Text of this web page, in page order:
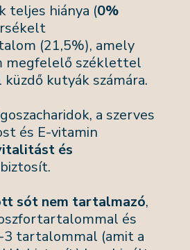
teljes hiánya (0%
(21,5%), amely
megfelelő széklettel
kutyák számára.
a szerves
és E-vitamin
és
sót nem tartalmazó,
és
3 tartalommal (amit a